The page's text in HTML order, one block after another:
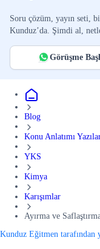
Soru çözüm, yayın seti,
Kunduz’da. Şimdi al,
Görüşme
Blog
Konu Anlatımı
YKS
Kimya
Karışımlar
Ayırma ve
Kunduz Eğitmen tarafından